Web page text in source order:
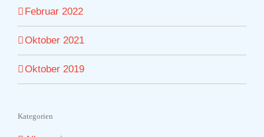
Februar 2022
Oktober 2021
Oktober 2019
Kategorien